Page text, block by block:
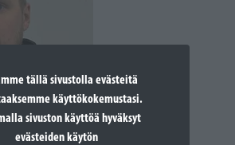
tällä sivustolla evästeitä
käyttökokemustasi.
sivuston käyttöä hyväksyt
evästeiden käytön